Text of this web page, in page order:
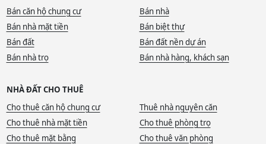
Bán căn hộ chung cư
Bán nhà
Bán nhà mặt tiền
Bán biệt thự
Bán đất
Bán đất nền dự án
Bán nhà trọ
Bán nhà hàng, khách sạn
NHÀ ĐẤT CHO THUÊ
Cho thuê căn hộ chung cư
Thuê nhà nguyên căn
Cho thuê nhà mặt tiền
Cho thuê phòng trọ
Cho thuê mặt bằng
Cho thuê văn phòng